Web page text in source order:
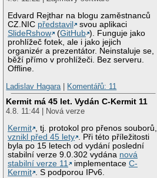
Edvard Rejthar na blogu zaměstnanců
CZ.NIC představil
svou aplikaci
SlideRshow
(GitHub ). Funguje jako
prohlížeč fotek, ale i jako jejich
organizér a prezentátor. Neinstaluje se,
běží přímo v prohlížeči. Bez serveru.
Offline.
Ladislav Hagara | Komentářů: 11
Kermit má 45 let. Vydán C-Kermit 11
4.8. 11:44 | Nová verze
Kermit , tj. protokol pro přenos souborů,
vznikl před 45 lety . Při této příležitosti
byla po 15 letech od vydání poslední
stabilní verze 9.0.302 vydána nová
stabilní verze 11
implementaceC-
Kermit . S podporou IPv6.